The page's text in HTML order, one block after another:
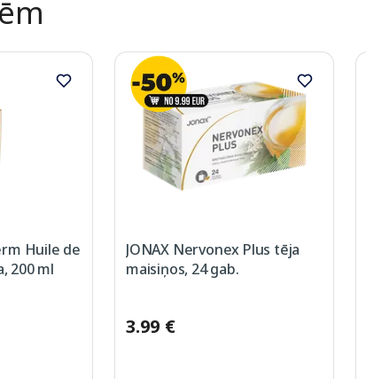
Huile de
200 ml
JONAX Nervonex Plus tēja
maisiņos, 24 gab.
3.99 €